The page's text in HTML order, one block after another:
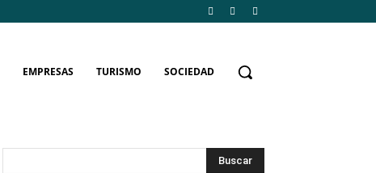
EMPRESAS TURISMO SOCIEDAD
Buscar